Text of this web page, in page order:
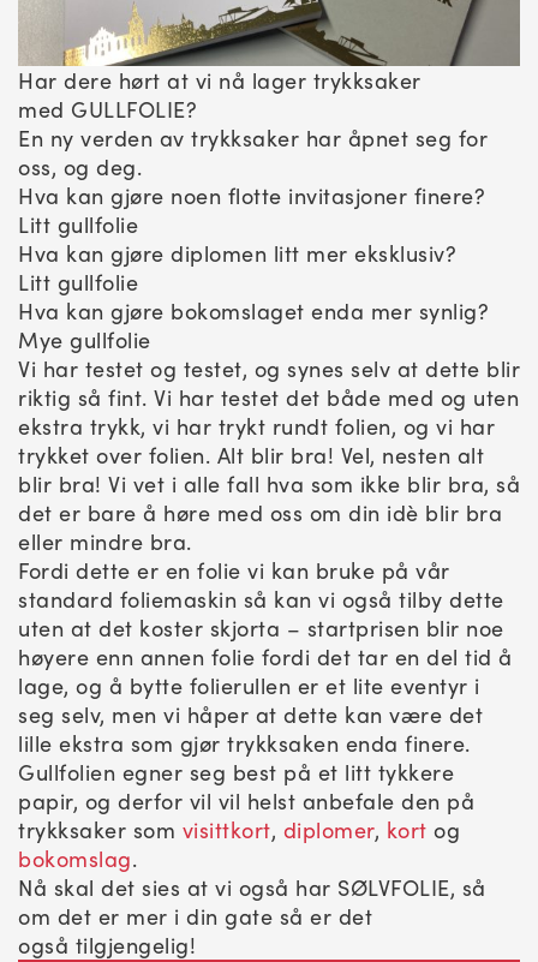
Har dere hørt at vi nå lager trykksaker
med GULLFOLIE?
En ny verden av trykksaker har åpnet seg for
oss, og deg.
Hva kan gjøre noen flotte invitasjoner finere?
Litt gullfolie
Hva kan gjøre diplomen litt mer eksklusiv?
Litt gullfolie
Hva kan gjøre bokomslaget enda mer synlig?
Mye gullfolie
Vi har testet og testet, og synes selv at dette blir
riktig så fint. Vi har testet det både med og uten
ekstra trykk, vi har trykt rundt folien, og vi har
trykket over folien. Alt blir bra! Vel, nesten alt
blir bra! Vi vet i alle fall hva som ikke blir bra, så
det er bare å høre med oss om din idè blir bra
eller mindre bra.
Fordi dette er en folie vi kan bruke på vår
standard foliemaskin så kan vi også tilby dette
uten at det koster skjorta – startprisen blir noe
høyere enn annen folie fordi det tar en del tid å
lage, og å bytte folierullen er et lite eventyr i
seg selv, men vi håper at dette kan være det
lille ekstra som gjør trykksaken enda finere.
Gullfolien egner seg best på et litt tykkere
papir, og derfor vil vil helst anbefale den på
trykksaker som visittkort, diplomer, kort og
bokomslag.
Nå skal det sies at vi også har SØLVFOLIE, så
om det er mer i din gate så er det
også tilgjengelig!